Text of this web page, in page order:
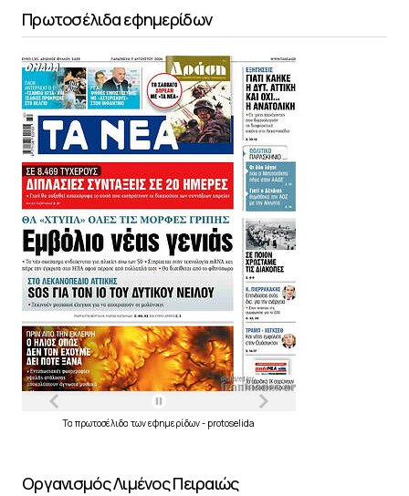
Πρωτοσέλιδα εφημερίδων
Τα πρωτοσέλιδα τωνεφημερίδων- protoselida
Οργανισμός Λιμένος Πειραιώς